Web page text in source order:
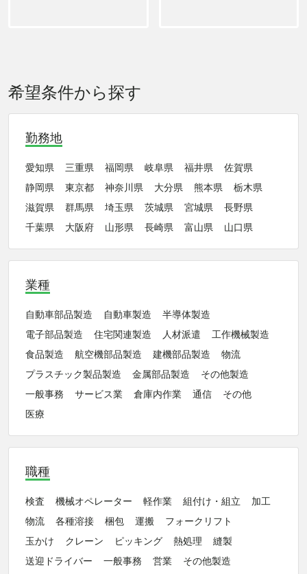
希望条件から探す
勤務地
愛知県 三重県 福岡県 岐阜県 福井県
佐賀県
静岡県
東京都 神奈川県 大分県 熊本県
栃木県
滋賀県
群馬県 埼玉県 茨城県 宮城県
長野県
千葉県
大阪府 山形県 長崎県 富山県 山口県
業種
自動車部品製造 自動車製造
半導体製造
電子部品製造
住宅関連製造 人材派遣
工作機械製造
食品製造
航空機部品製造 建機部品製造
物流
プラスチック製品製造
金属部品製造
その他製造
一般事務
サービス業 倉庫内作業 通信
その他
医療
職種
検査 機械オペレーター 軽作業 組付け・組立
加工
物流
各種溶接 梱包 運搬
フォークリフト
玉かけ
クレーン ピッキング 熱処理
縫製
送迎ドライバー
一般事務 営業
その他製造